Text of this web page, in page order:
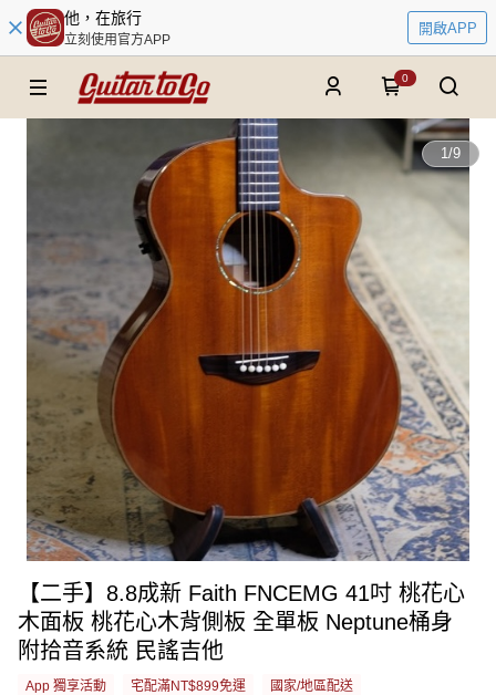
他，在旅行
立刻使用官方APP
開啟APP
0
1/9
【二手】8.8成新 Faith FNCEMG 41吋 桃花心
木面板 桃花心木背側板 全單板 Neptune桶身
附拾音系統 民謠吉他
App 獨享活動 宅配滿NT$899免運 國家/地區配送